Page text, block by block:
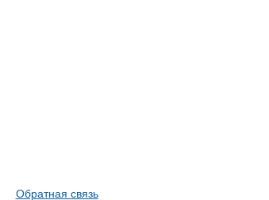
Обратная связь